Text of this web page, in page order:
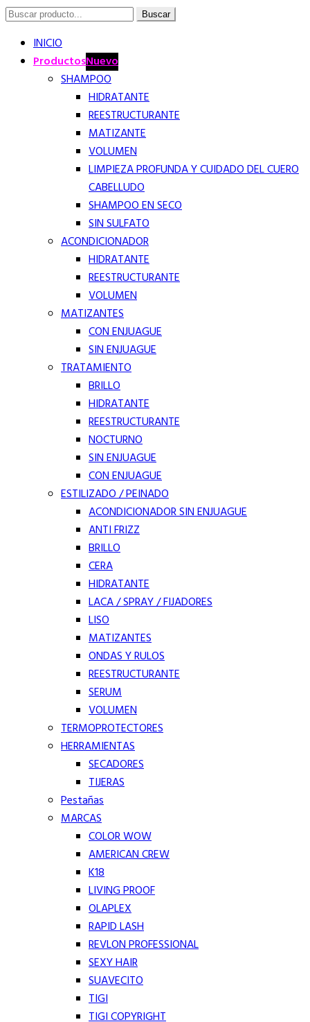
Buscar
Buscar
INICIO
ProductosNuevo
SHAMPOO
HIDRATANTE
REESTRUCTURANTE
MATIZANTE
VOLUMEN
LIMPIEZA PROFUNDA Y CUIDADO DEL CUERO
CABELLUDO
SHAMPOO EN SECO
SIN SULFATO
ACONDICIONADOR
HIDRATANTE
REESTRUCTURANTE
VOLUMEN
MATIZANTES
CON ENJUAGUE
SIN ENJUAGUE
TRATAMIENTO
BRILLO
HIDRATANTE
REESTRUCTURANTE
NOCTURNO
SIN ENJUAGUE
CON ENJUAGUE
ESTILIZADO / PEINADO
ACONDICIONADOR SIN ENJUAGUE
ANTI FRIZZ
BRILLO
CERA
HIDRATANTE
LACA / SPRAY / FIJADORES
LISO
MATIZANTES
ONDAS Y RULOS
REESTRUCTURANTE
SERUM
VOLUMEN
TERMOPROTECTORES
HERRAMIENTAS
SECADORES
TIJERAS
Pestañas
MARCAS
COLOR WOW
AMERICAN CREW
K18
LIVING PROOF
OLAPLEX
RAPID LASH
REVLON PROFESSIONAL
SEXY HAIR
SUAVECITO
TIGI
TIGI COPYRIGHT